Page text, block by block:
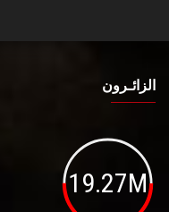
الزائـرون
19.27M